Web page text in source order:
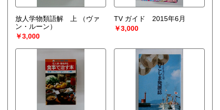
放人学物類語解 上
（ヴァ
ン・ルーン）
￥3,000
TV ガイド 2015年6月
￥3,000